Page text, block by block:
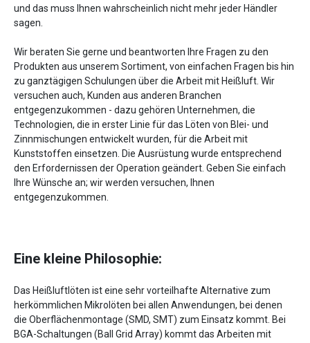
und das muss Ihnen wahrscheinlich nicht mehr jeder Händler
sagen.
Wir beraten Sie gerne und beantworten Ihre Fragen zu den
Produkten aus unserem Sortiment, von einfachen Fragen bis hin
zu ganztägigen Schulungen über die Arbeit mit Heißluft. Wir
versuchen auch, Kunden aus anderen Branchen
entgegenzukommen - dazu gehören Unternehmen, die
Technologien, die in erster Linie für das Löten von Blei- und
Zinnmischungen entwickelt wurden, für die Arbeit mit
Kunststoffen einsetzen. Die Ausrüstung wurde entsprechend
den Erfordernissen der Operation geändert. Geben Sie einfach
Ihre Wünsche an; wir werden versuchen, Ihnen
entgegenzukommen.
Eine kleine Philosophie:
Das Heißluftlöten ist eine sehr vorteilhafte Alternative zum
herkömmlichen Mikrolöten bei allen Anwendungen, bei denen
die Oberflächenmontage (SMD, SMT) zum Einsatz kommt. Bei
BGA-Schaltungen (Ball Grid Array) kommt das Arbeiten mit